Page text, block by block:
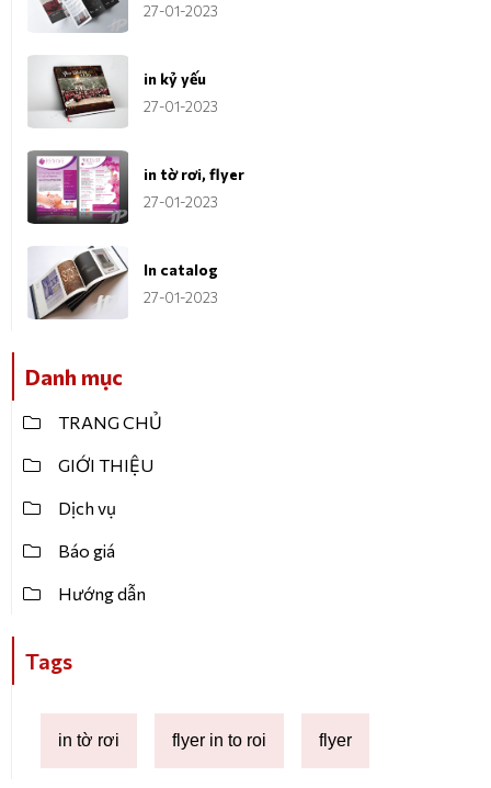
27-01-2023
in kỷ yếu
27-01-2023
in tờ rơi, flyer
27-01-2023
In catalog
27-01-2023
Danh mục
TRANG CHỦ
GIỚI THIỆU
Dịch vụ
Báo giá
Hướng dẫn
Tags
in tờ rơi flyer in to roi flyer